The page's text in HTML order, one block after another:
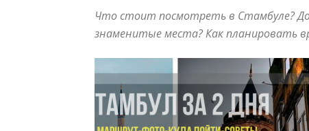
Что стоит посмотреть в Стамбуле?
знаменитые места? Как планировать